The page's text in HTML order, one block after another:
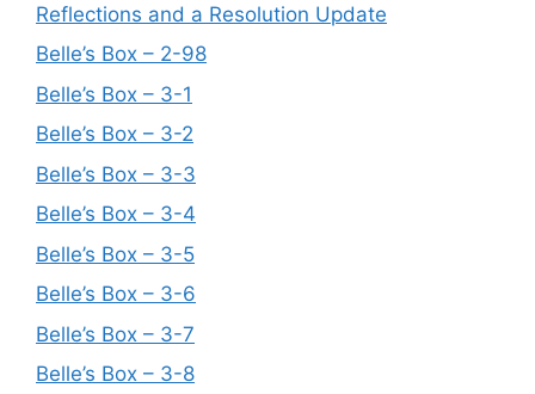
Reflections and a Resolution Update
Belle’s Box – 2-98
Belle’s Box – 3-1
Belle’s Box – 3-2
Belle’s Box – 3-3
Belle’s Box – 3-4
Belle’s Box – 3-5
Belle’s Box – 3-6
Belle’s Box – 3-7
Belle’s Box – 3-8